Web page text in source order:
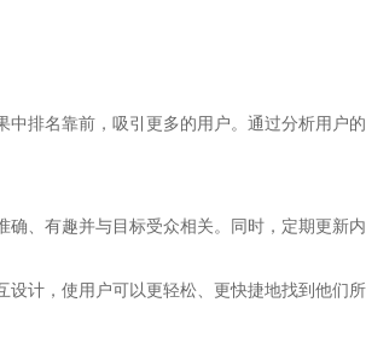
排名靠前，吸引更多的用户。通过分析用户
、有趣并与目标受众相关。同时，定期更新
计，使用户可以更轻松、更快捷地找到他